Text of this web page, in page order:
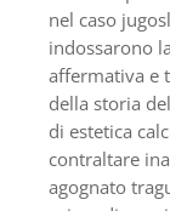
nel caso
indossarono
affermativa e
della storia
di estetica
contraltare
agognato